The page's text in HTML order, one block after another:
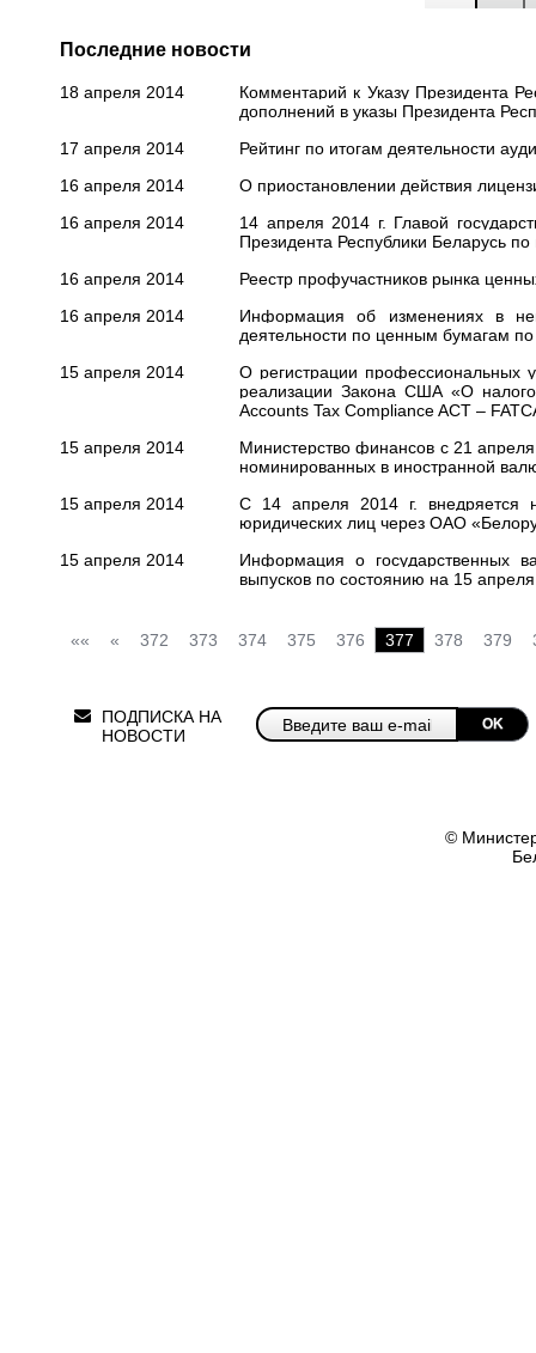
Последние новости
18 апреля 2014
Комментарий к Указу Президента
дополнений в указы Президента
17 апреля 2014
Рейтинг по итогам деятельности
16 апреля 2014
О приостановлении действия
16 апреля 2014
14 апреля 2014 г. Главой
Президента Республики Беларусь
16 апреля 2014
Реестр профучастников рынка
16 апреля 2014
Информация об изменениях в
деятельности по ценным бумагам
15 апреля 2014
О регистрации профессиональных
реализации Закона США «О
Accounts Tax Compliance ACT –
15 апреля 2014
Министерство финансов с 21
номинированных в иностранной
15 апреля 2014
С 14 апреля 2014 г. внедряется
юридических лиц через ОАО
15 апреля 2014
Информация о государственных
выпусков по состоянию на 15 апреля
«« « 372 373 374 375 376 377 378 379
ПОДПИСКА НА
НОВОСТИ
OK
©